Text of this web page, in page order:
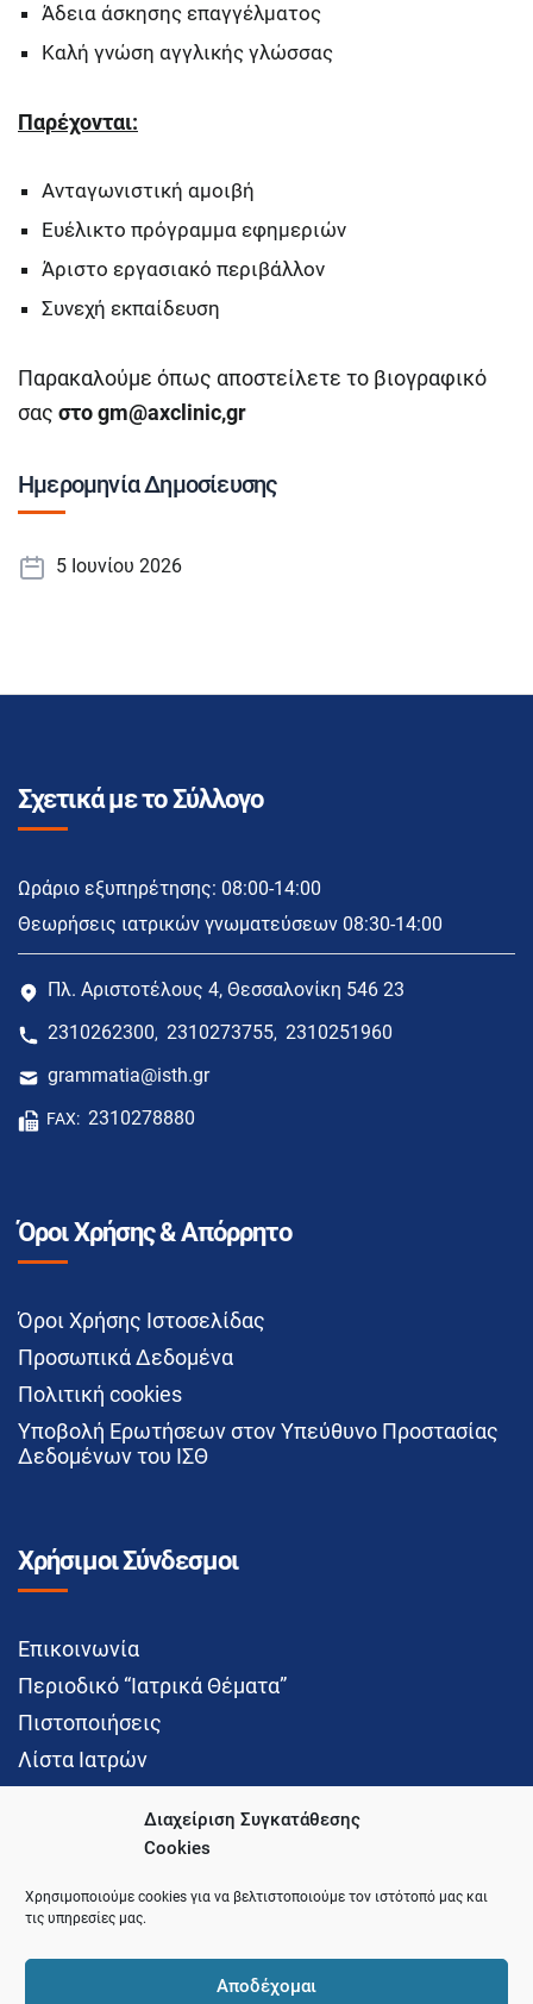
Διαχείριση Συγκατάθεσης
Cookies
Χρησιμοποιούμε cookies για να βελτιστοποιούμε τον ιστότοπό μας και
τις υπηρεσίες μας.
Αποδέχομαι
Άδεια άσκησης επαγγέλματος
Καλή γνώση αγγλικής γλώσσας
Παρέχονται:
Ανταγωνιστική αμοιβή
Ευέλικτο πρόγραμμα εφημεριών
Άριστο εργασιακό περιβάλλον
Συνεχή εκπαίδευση
Παρακαλούμε όπως αποστείλετε το βιογραφικό
σας στοgm@axclinic,gr
Ημερομηνία Δημοσίευσης
5 Ιουνίου 2026
Σχετικά με το Σύλλογο
Ωράριο εξυπηρέτησης: 08:00-14:00
Θεωρήσεις ιατρικών γνωματεύσεων 08:30-14:00
Πλ. Αριστοτέλους 4, Θεσσαλονίκη 546 23
2310262300, 2310273755, 2310251960
grammatia@isth.gr
FAX: 2310278880
Όροι Χρήσης & Απόρρητο
Όροι Χρήσης Ιστοσελίδας
Προσωπικά Δεδομένα
Πολιτική cookies
Υποβολή Ερωτήσεων στον Υπεύθυνο Προστασίας
Δεδομένων του ΙΣΘ
Χρήσιμοι Σύνδεσμοι
Επικοινωνία
Περιοδικό “Ιατρικά Θέματα”
Πιστοποιήσεις
Λίστα Ιατρών
Social Media